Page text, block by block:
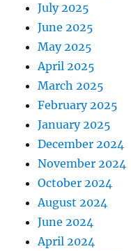
July 2025
June 2025
May 2025
April 2025
March 2025
February 2025
January 2025
December 2024
November 2024
October 2024
August 2024
June 2024
April 2024